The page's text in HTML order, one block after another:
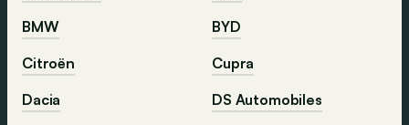
BMW
BYD
Citroën
Cupra
Dacia
DS Automobiles